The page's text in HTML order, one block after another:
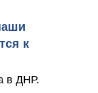
к
в ДНР.